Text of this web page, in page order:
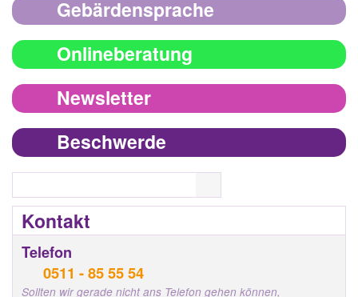
Gebärdensprache
Onlineberatung
Newsletter
Beschwerde
Kontakt
Telefon
0511 - 85 55 54
Sollten wir gerade nicht ans Telefon gehen können,